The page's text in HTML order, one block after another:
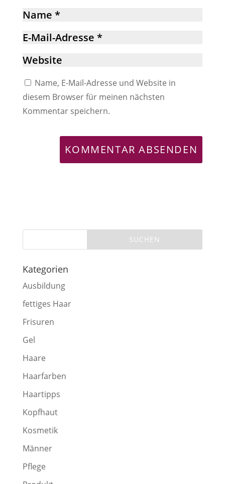
Name, E-Mail-Adresse und Website in
diesem Browser für meinen nächsten
Kommentar speichern.
Kategorien
Ausbildung
fettiges Haar
Frisuren
Gel
Haare
Haarfarben
Haartipps
Kopfhaut
Kosmetik
Männer
Pflege